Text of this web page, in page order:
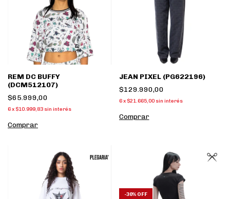
REM DC BUFFY
(DCM512107)
$65.999,00
6x $10.999,83 sin interés
Comprar
JEAN PIXEL (PG622196)
$129.990,00
6 x $21.665,00 sin interés
Comprar
-30% OFF